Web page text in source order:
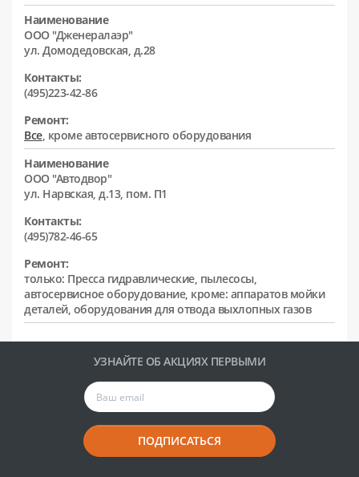
Наименование
ООО "Дженералаэр"
ул. Домодедовская, д.28
Контакты:
(495)223-42-86
Ремонт:
Все, кроме автосервисного оборудования
Наименование
ООО "Автодвор"
ул. Нарвская, д.13, пом. П1
Контакты:
(495)782-46-65
Ремонт:
только: Пресса гидравлические, пылесосы,
автосервисное оборудование, кроме: аппаратов мойки
деталей, оборудования для отвода выхлопных газов
УЗНАЙТЕ ОБ АКЦИЯХ ПЕРВЫМИ
ПОДПИСАТЬСЯ